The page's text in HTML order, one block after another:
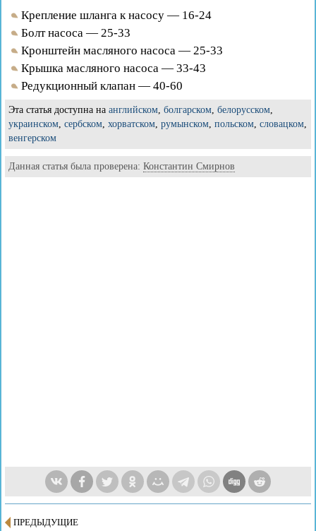
Крепление шланга к насосу — 16-24
Болт насоса — 25-33
Кронштейн масляного насоса — 25-33
Крышка масляного насоса — 33-43
Редукционный клапан — 40-60
Эта статья доступна на английском, болгарском, белорусском,
украинском, сербском, хорватском, румынском, польском, словацком,
венгерском
Данная статья была проверена: Константин Смирнов
ПРЕДЫДУЩИЕ